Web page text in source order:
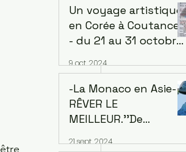
Cygne, 210 Rue de
Belleville 75020 Paris
Un voyage artistique
en Corée à Coutances
- du 21 au 31 octobre
d'art - Art à la
Miséricorde -
Coutances
9 oct. 2024
-La Monaco en Asie-
RÊVER LE
MEILLEUR.''De
21 sept. 2024